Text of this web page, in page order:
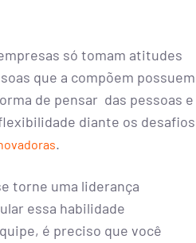
só tomam atitudes
que a compõem possuem
de pensar das pessoas e
diante os desafios
.
torne uma liderança
essa habilidade
é preciso que você